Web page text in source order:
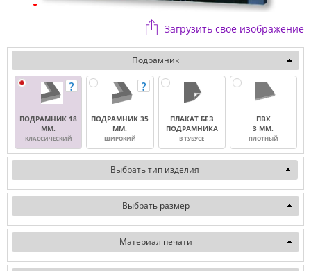
Загрузить свое изображение
Подрамник
ПОДРАМНИК 18
ММ.
КЛАССИЧЕСКИЙ
ПОДРАМНИК 35
ММ.
ШИРОКИЙ
ПЛАКАТ БЕЗ
ПОДРАМНИКА
В ТУБУСЕ
ПВХ
3 ММ.
ПЛОТНЫЙ
Выбрать тип изделия
Выбрать размер
Материал печати